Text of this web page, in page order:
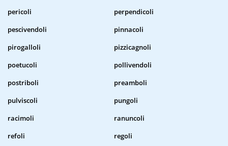
pericoli
perpendicoli
pescivendoli
pinnacoli
pirogalloli
pizzicagnoli
poetucoli
pollivendoli
postriboli
preamboli
pulviscoli
pungoli
racimoli
ranuncoli
refoli
regoli